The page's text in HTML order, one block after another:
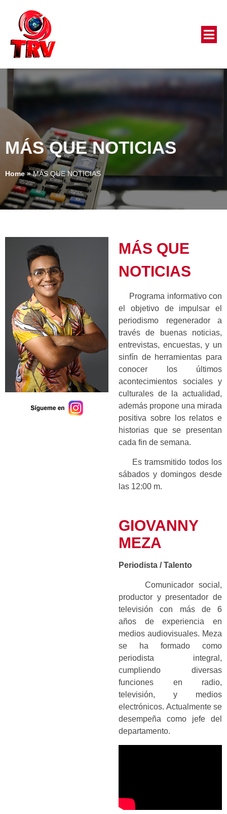
MÁS QUE NOTICIAS
Home»MÁS QUE NOTICIAS
MÁS QUE
NOTICIAS
Programa informativo con
el objetivo de impulsar el
periodismo regenerador a
través de buenas noticias,
entrevistas, encuestas, y un
sinfín de herramientas para
conocer los últimos
acontecimientos sociales y
culturales de la actualidad,
además propone una mirada
positiva sobre los relatos e
historias que se presentan
cada fin de semana.
Es tramsmitido todos los
sábados y domingos desde
las 12:00 m.
GIOVANNY
MEZA
Periodista / Talento
Comunicador social,
productor y presentador de
televisión con más de 6
años de experiencia en
medios audiovisuales. Meza
se ha formado como
periodista integral,
cumpliendo diversas
funciones en radio,
televisión, y medios
electrónicos. Actualmente se
desempeña como jefe del
departamento.